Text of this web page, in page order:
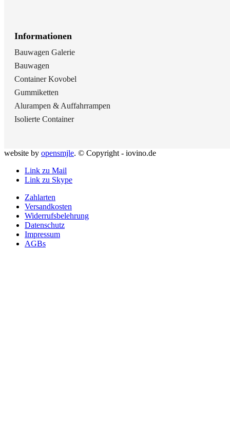
Informationen
Bauwagen Galerie
Bauwagen
Container Kovobel
Gummiketten
Alurampen & Auffahrrampen
Isolierte Container
website by opensmjle. © Copyright - iovino.de
Link zu Mail
Link zu Skype
Zahlarten
Versandkosten
Widerrufsbelehrung
Datenschutz
Impressum
AGBs